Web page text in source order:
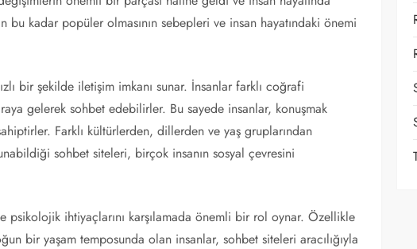
kadar popüler olmasının sebepleri ve insan hayatındaki önemi
bir şekilde iletişim imkanı sunar. İnsanlar farklı coğrafi
gelerek sohbet edebilirler. Bu sayede insanlar, konuşmak
Farklı kültürlerden, dillerden ve yaş gruplarından
sohbet siteleri, birçok insanın sosyal çevresini
psikolojik ihtiyaçlarını karşılamada önemli bir rol oynar. Özellikle
bir yaşam temposunda olan insanlar, sohbet siteleri aracılığıyla